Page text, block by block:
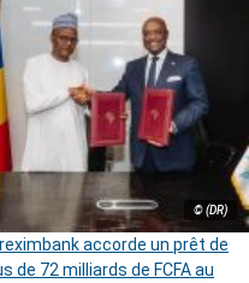
© (DR)
accorde un prêt de
de 72 milliards de FCFA au